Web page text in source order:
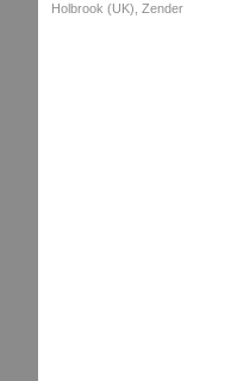
Holbrook (UK), Zender